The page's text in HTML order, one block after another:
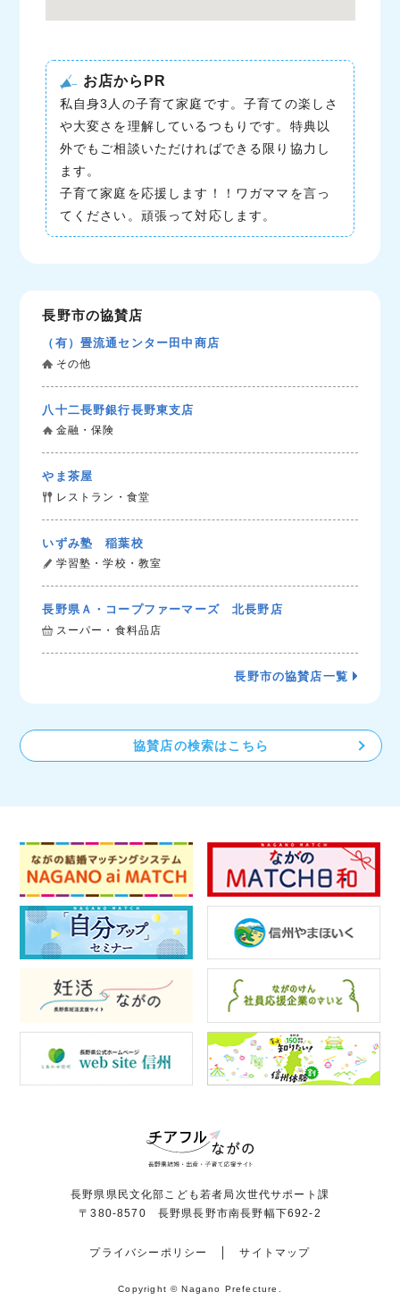
お店からPR
私自身3人の子育て家庭です。子育ての楽しさ
や大変さを理解しているつもりです。特典以
外でもご相談いただければできる限り協力し
ます。
子育て家庭を応援します！！ワガママを言っ
てください。頑張って対応します。
長野市の協賛店
（有）畳流通センター田中商店
その他
八十二長野銀行長野東支店
金融・保険
やま茶屋
レストラン・食堂
いずみ塾 稲葉校
学習塾・学校・教室
長野県Ａ・コープファーマーズ 北長野店
スーパー・食料品店
長野市の協賛店一覧
協賛店の検索はこちら
長野県県民文化部こども若者局次世代サポート課
〒380-8570 長野県長野市南長野幅下692-2
プライバシーポリシー サイトマップ
Copyright © Nagano Prefecture.